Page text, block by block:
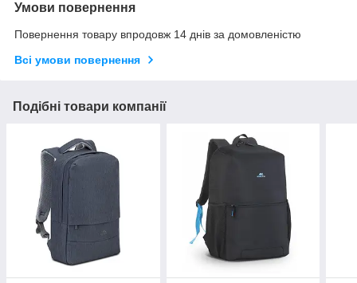
Умови повернення
Повернення товару впродовж 14 днів за домовленістю
Всі умови повернення
Подібні товари компанії